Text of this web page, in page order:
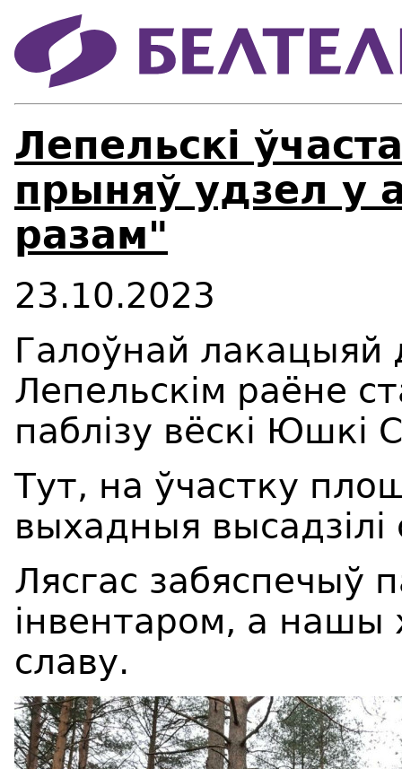
Лепельскі
прыняў удзел у
разам"
23.10.2023
Галоўнай лакацыяй
Лепельскім раёне
паблізу вёскі Юшкі
Тут, на ўчастку
выхадныя
Лясгас забяспечыў
інвентаром, а нашы
славу.